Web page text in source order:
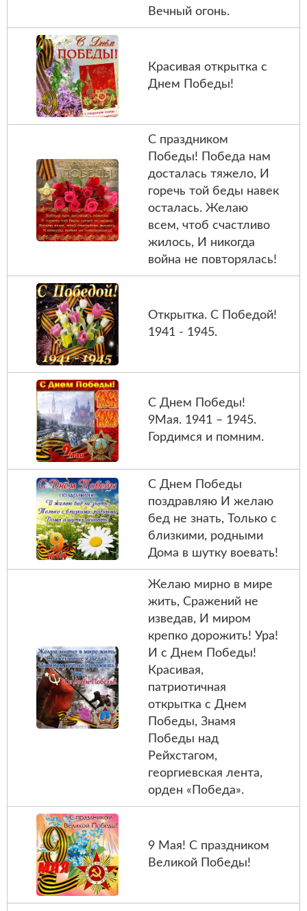
Вечный огонь.
Красивая открытка с
Днем Победы!
С праздником
Победы! Победа нам
досталась тяжело, И
горечь той беды навек
осталась. Желаю
всем, чтоб счастливо
жилось, И никогда
война не повторялась!
Открытка. С Победой!
1941 - 1945.
С Днем Победы!
9Мая. 1941 – 1945.
Гордимся и помним.
С Днем Победы
поздравляю И желаю
бед не знать, Только с
близкими, родными
Дома в шутку воевать!
Желаю мирно в мире
жить, Сражений не
изведав, И миром
крепко дорожить! Ура!
И с Днем Победы!
Красивая,
патриотичная
открытка с Днем
Победы, Знамя
Победы над
Рейхстагом,
георгиевская лента,
орден «Победа».
9 Мая! С праздником
Великой Победы!